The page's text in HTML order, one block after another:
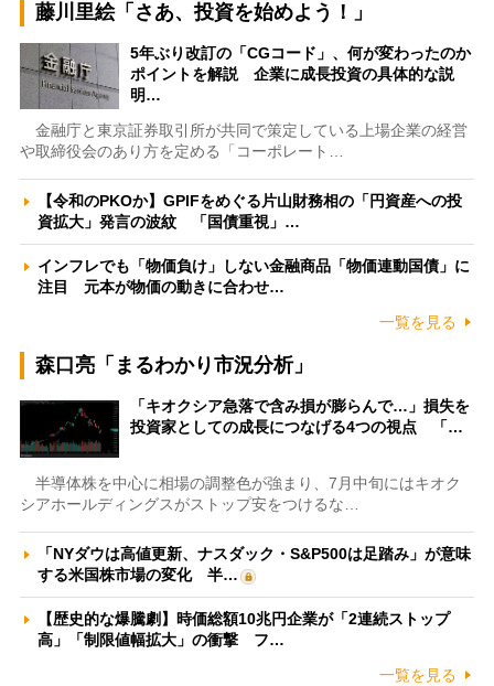
藤川里絵「さあ、投資を始めよう！」
5年ぶり改訂の「CGコード」、何が変わったのか
ポイントを解説 企業に成長投資の具体的な説
明…
金融庁と東京証券取引所が共同で策定している上場企業の経営
や取締役会のあり方を定める「コーポレート…
【令和のPKOか】GPIFをめぐる片山財務相の「円資産への投
資拡大」発言の波紋 「国債重視」…
インフレでも「物価負け」しない金融商品「物価連動国債」に
注目 元本が物価の動きに合わせ…
一覧を見る
森口亮「まるわかり市況分析」
「キオクシア急落で含み損が膨らんで…」損失を
投資家としての成長につなげる4つの視点 「…
半導体株を中心に相場の調整色が強まり、7月中旬にはキオク
シアホールディングスがストップ安をつけるな…
「NYダウは高値更新、ナスダック・S&P500は足踏み」が意味
する米国株市場の変化 半…
【歴史的な爆騰劇】時価総額10兆円企業が「2連続ストップ
高」「制限値幅拡大」の衝撃 フ…
一覧を見る